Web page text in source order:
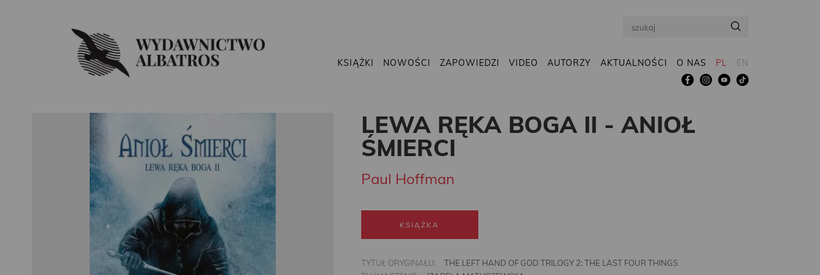
Search
KSIĄŻKI NOWOŚCI ZAPOWIEDZI VIDEO AUTORZY AKTUALNOŚCI O NAS PL EN
LEWA RĘKA BOGA II - ANIOŁ
ŚMIERCI
Paul Hoffman
KSIĄŻKA
TYTUŁ ORYGINAŁU:
THE LEFT HAND OF GOD TRILOGY 2: THE LAST FOUR THINGS